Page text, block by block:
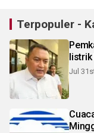
Terpopuler -
Jul